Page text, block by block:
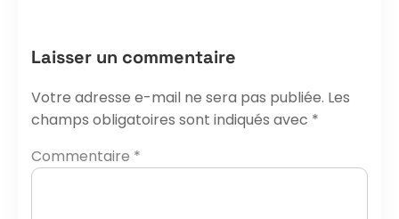
Laisser un commentaire
Votre adresse e-mail ne sera pas publiée. Les
champs obligatoires sont indiqués avec *
Commentaire *